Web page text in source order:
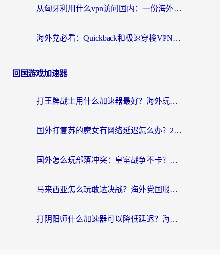
从匈牙利用什么vpn访问国内：一份海外游子的网络归乡指南
海外党必看：Quickback和极速穿梭VPN好用吗？3步选对回国加速器实现无缝刷国内资源
回国游戏加速器
打王牌战士用什么加速器最好？海外玩家的终极选择指南
国外打复苏的魔女有网络延迟怎么办？2026海外玩家国服游戏加速全攻略
国外怎么玩部落冲突：皇室战争不卡？海外玩家畅玩国服游戏终极指南
马来西亚怎么玩敢达决战？海外党国服游戏加速避坑指南（附实测推荐）
打阴阳师什么加速器可以降低延迟？海外玩家的真实困境与破局